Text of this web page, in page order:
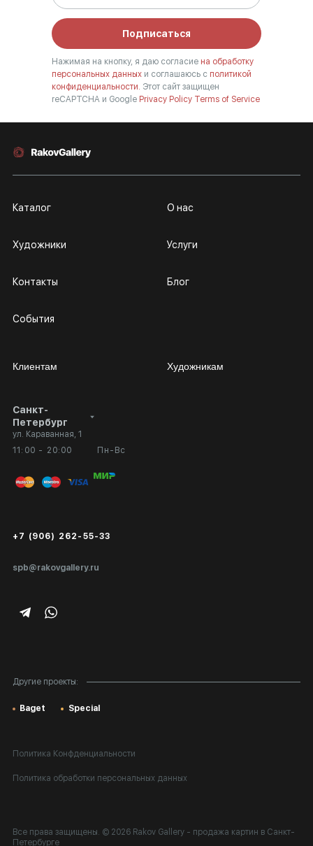
Подписаться
Нажимая на кнопку, я даю согласие на обработку
персональных данных и соглашаюсь с политикой
конфиденциальности. Этот сайт защищен
reCAPTCHA и Google Privacy Policy Terms of Service
Санкт-
Петербург
ул. Караванная, 1
11:00 - 20:00
Пн-Вс
spb@rakovgallery.ru
+7 (906) 262-55-33
Каталог
Художники
Контакты
События
О нас
Услуги
Блог
Другие проекты:
Baget Special
Клиентам
Личный кабинет
Вопросы и ответы
Публичная оферта
Экспертиза/Вывоз за границу
Подарочные сертификаты
Художникам
Сотрудничество
Выставка в галерее
Политика Конфденциальности
Политика обработки персональных данных
Все права защищены. © 2026 Rakov Gallery - продажа картин в Санкт-
Петербурге